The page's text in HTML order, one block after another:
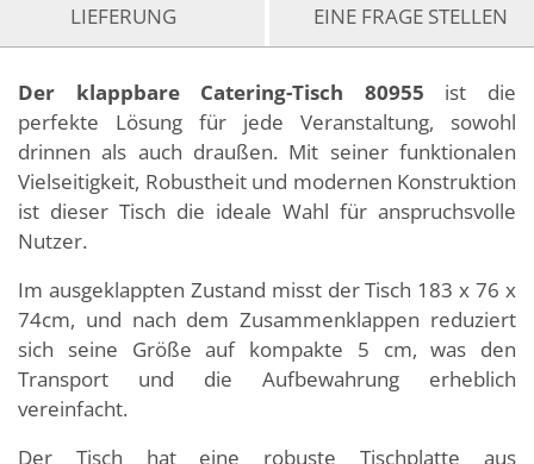
LIEFERUNG EINE FRAGE STELLEN
Der klappbare Catering-Tisch 80955 ist die
perfekte Lösung für jede Veranstaltung, sowohl
drinnen als auch draußen. Mit seiner funktionalen
Vielseitigkeit, Robustheit und modernen Konstruktion
ist dieser Tisch die ideale Wahl für anspruchsvolle
Nutzer.
Im ausgeklappten Zustand misst der Tisch 183 x 76 x
74cm, und nach dem Zusammenklappen reduziert
sich seine Größe auf kompakte 5 cm, was den
Transport und die Aufbewahrung erheblich
vereinfacht.
Der Tisch hat eine robuste Tischplatte aus